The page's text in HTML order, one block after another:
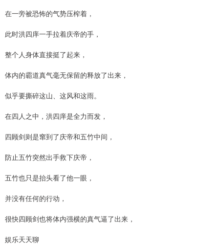
在一旁被恐怖的气势压榨着，
此时洪四庠一手拉着庆帝的手，
整个人身体直接挺了起来，
体内的霸道真气毫无保留的释放了出来，
似乎要撕碎这山、这风和这雨。
在四人之中，洪四庠是全力而发，
四顾剑则是窜到了庆帝和五竹中间，
防止五竹突然出手救下庆帝，
五竹也只是抬头看了他一眼，
并没有任何的行动，
很快四顾剑也将体内强横的真气逼了出来，
娱乐天天聊